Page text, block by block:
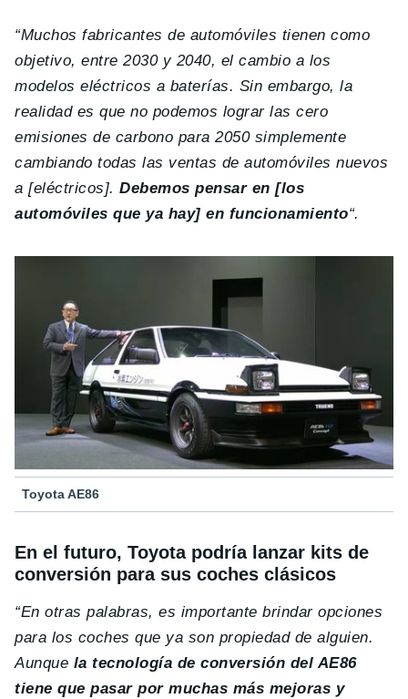
“Muchos fabricantes de automóviles tienen como
objetivo, entre 2030 y 2040, el cambio a los
modelos eléctricos a baterías. Sin embargo, la
realidad es que no podemos lograr las cero
emisiones de carbono para 2050 simplemente
cambiando todas las ventas de automóviles nuevos
a [eléctricos].Debemos pensar en [los
automóviles que ya hay] en funcionamiento“.
Toyota AE86
En el futuro, Toyota podría lanzar kits de
conversión para sus coches clásicos
“En otras palabras, es importante brindar opciones
para los coches que ya son propiedad de alguien.
Aunque la tecnología de conversión del AE86
tiene que pasar por muchas más mejoras y